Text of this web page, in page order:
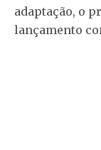
adaptação, o
lançamento